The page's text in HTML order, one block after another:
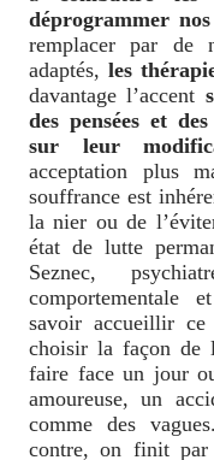
déprogrammer
remplacer par de
adaptés, les
davantage l’accent
des pensées et
sur leur
acceptation plus
souffrance est
la nier ou de
état de lutte
Seznec,
comportementale
savoir accueillir
choisir la façon de
faire face un jour
amoureuse, un
comme des
contre, on finit par